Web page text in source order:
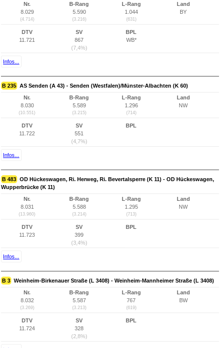
Nr.
8.029
(4.714)
B-Rang
5.590
(3.216)
L-Rang
1.044
(631)
Land
BY
DTV
11.721
SV
867
(7,4%)
BPL
WB*
Infos...
B 235 AS Senden (A 43) - Senden (Westfalen)/Münster-Albachten (K 60)
Nr.
8.030
(10.551)
B-Rang
5.589
(3.215)
L-Rang
1.296
(714)
Land
NW
DTV
11.722
SV
551
(4,7%)
BPL
Infos...
B 483 OD Hückeswagen, Ri. Herweg, Ri. Bevertalsperre (K 11) - OD Hückeswagen,
Wupperbrücke (K 11)
Nr.
8.031
(13.960)
B-Rang
5.588
(3.214)
L-Rang
1.295
(713)
Land
NW
DTV
11.723
SV
399
(3,4%)
BPL
Infos...
B 3 Weinheim-Birkenauer Straße (L 3408) - Weinheim-Mannheimer Straße (L 3408)
Nr.
8.032
(3.269)
B-Rang
5.587
(3.213)
L-Rang
767
(619)
Land
BW
DTV
11.724
SV
328
(2,8%)
BPL